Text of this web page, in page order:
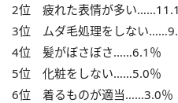
2位 疲れた表情が多い
3位 ムダ毛処理をしない
4位 髪がぼさぼさ……6.1％
5位 化粧をしない……5.0％
6位 着るものが適当……3.0％